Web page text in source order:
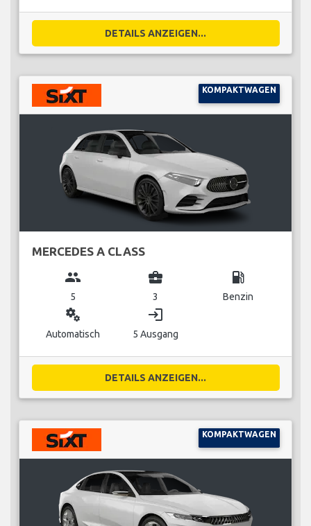
DETAILS ANZEIGEN...
KOMPAKTWAGEN
MERCEDES A CLASS
group
5
business_center
3
local_gas_station
Benzin
miscellaneous_services
Automatisch
login
5 Ausgang
DETAILS ANZEIGEN...
KOMPAKTWAGEN